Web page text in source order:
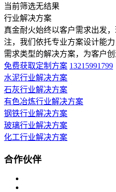
当前筛选无结果
行业解决方案
真金耐火始终以客户需求出发
注，我们依托专业方案设计能
需求类型的解决方案，为客户创
免费获取定制方案 13215991799
水泥行业解决方案
石灰行业解决方案
有色冶炼行业解决方案
钢铁行业解决方案
玻璃行业解决方案
化工行业解决方案
合作伙伴